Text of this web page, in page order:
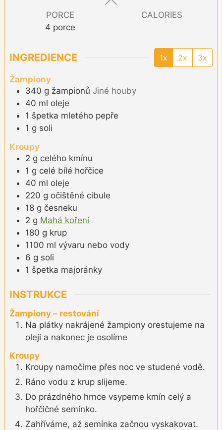
PORCE
4 porce
CALORIES
INGREDIENCE 1x 2x 3x
Žampiony
340 g žampionů Jiné houby
40 ml oleje
1 špetka mletého pepře
1 g soli
Kroupy
2 g celého kmínu
1 g celé bílé hořčice
40 ml oleje
220 g očištěné cibule
18 g česneku
2 g Mahá koření
180 g krup
1100 ml vývaru nebo vody
6 g soli
1 špetka majoránky
INSTRUKCE
Žampiony – restování
Na plátky nakrájené žampiony orestujeme na
oleji a nakonec je osolíme
Kroupy
Kroupy namočíme přes noc ve studené vodě.
Ráno vodu z krup slijeme.
Do prázdného hrnce vsypeme kmín celý a
hořčičné semínko.
Zahříváme, až semínka začnou vyskakovat.